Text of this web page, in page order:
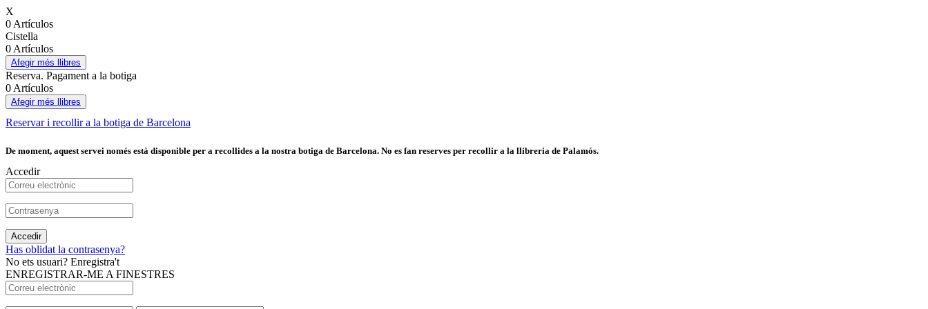
X
0 Artículos
Cistella
0 Artículos
Afegir més llibres
Reserva. Pagament a la botiga
0 Artículos
Afegir més llibres
Reservar i recollir a la botiga de Barcelona
De moment, aquest servei només està disponible per a recollides a la nostra botiga de Barcelona. No es fan reserves per recollir a la llibreria de Palamós.
Accedir
Accedir
Has oblidat la contrasenya?
No ets usuari? Enregistra't
ENREGISTRAR-ME A FINESTRES